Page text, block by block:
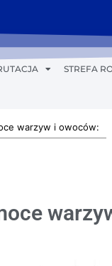
STREFA
warzyw i owoców: